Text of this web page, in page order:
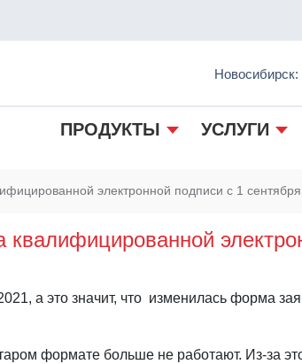
Новосибирск:
ПРОДУКТЫ УСЛУГИ
электронной подписи с 1 сентября
а это значит, что изменилась форма
формате больше не работают. Из-за